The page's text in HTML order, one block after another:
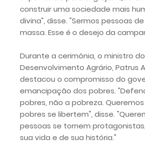
construir uma sociedade mais
divina", disse. "Sermos pessoas
massa. Esse é o desejo da
Durante a cerimônia, o ministro do
Desenvolvimento Agrário, Patrus
destacou o compromisso do
emancipação dos pobres.
pobres, não a pobreza.
pobres se libertem", disse.
pessoas se tornem
sua vida e de sua história."